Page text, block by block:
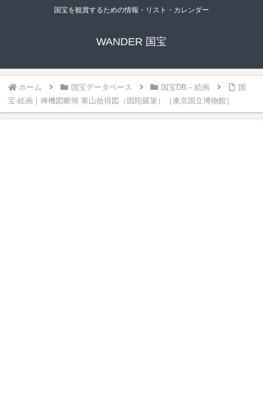
国宝を観賞するための情報・リスト・カレンダー
WANDER 国宝
ホーム 国宝データベース 国宝DB－絵画
国
宝-絵画｜禅機図断簡 寒山拾得図（因陀羅筆）［東京国立博物館］